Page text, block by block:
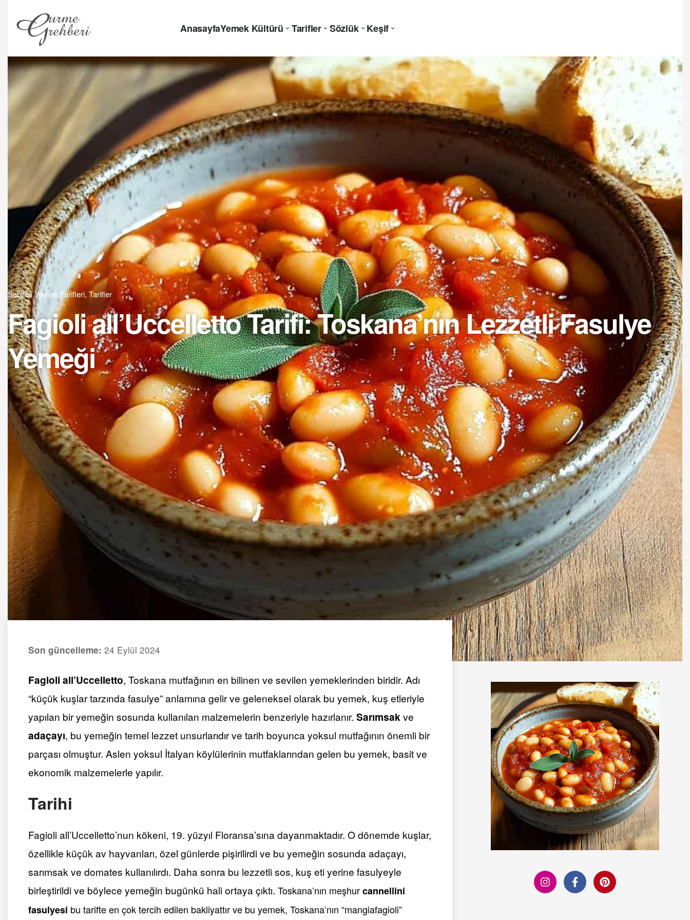
AnasayfaYemek Kültürü Tarifler Sözlük Keşif
Sebzeli Yemek Tarifleri, Tarifler
Fagioli all’Uccelletto Tarifi: Toskana’nın Lezzetli Fasulye
Yemeği
Son güncelleme: 24 Eylül 2024
Fagioli all’Uccelletto, Toskana mutfağının en bilinen ve sevilen yemeklerinden biridir. Adı
“küçük kuşlar tarzında fasulye” anlamına gelir ve geleneksel olarak bu yemek, kuş etleriyle
yapılan bir yemeğin sosunda kullanılan malzemelerin benzeriyle hazırlanır. Sarımsak ve
adaçayı, bu yemeğin temel lezzet unsurlarıdır ve tarih boyunca yoksul mutfağının önemli bir
parçası olmuştur. Aslen yoksul İtalyan köylülerinin mutfaklarından gelen bu yemek, basit ve
ekonomik malzemelerle yapılır.
Tarihi
Fagioli all’Uccelletto’nun kökeni, 19. yüzyıl Floransa’sına dayanmaktadır. O dönemde kuşlar,
özellikle küçük av hayvanları, özel günlerde pişirilirdi ve bu yemeğin sosunda adaçayı,
sarımsak ve domates kullanılırdı. Daha sonra bu lezzetli sos, kuş eti yerine fasulyeyle
birleştirildi ve böylece yemeğin bugünkü hali ortaya çıktı. Toskana’nın meşhurcannellini
fasulyesi bu tarifte en çok tercih edilen bakliyattır ve bu yemek, Toskana’nın “mangiafagioli”